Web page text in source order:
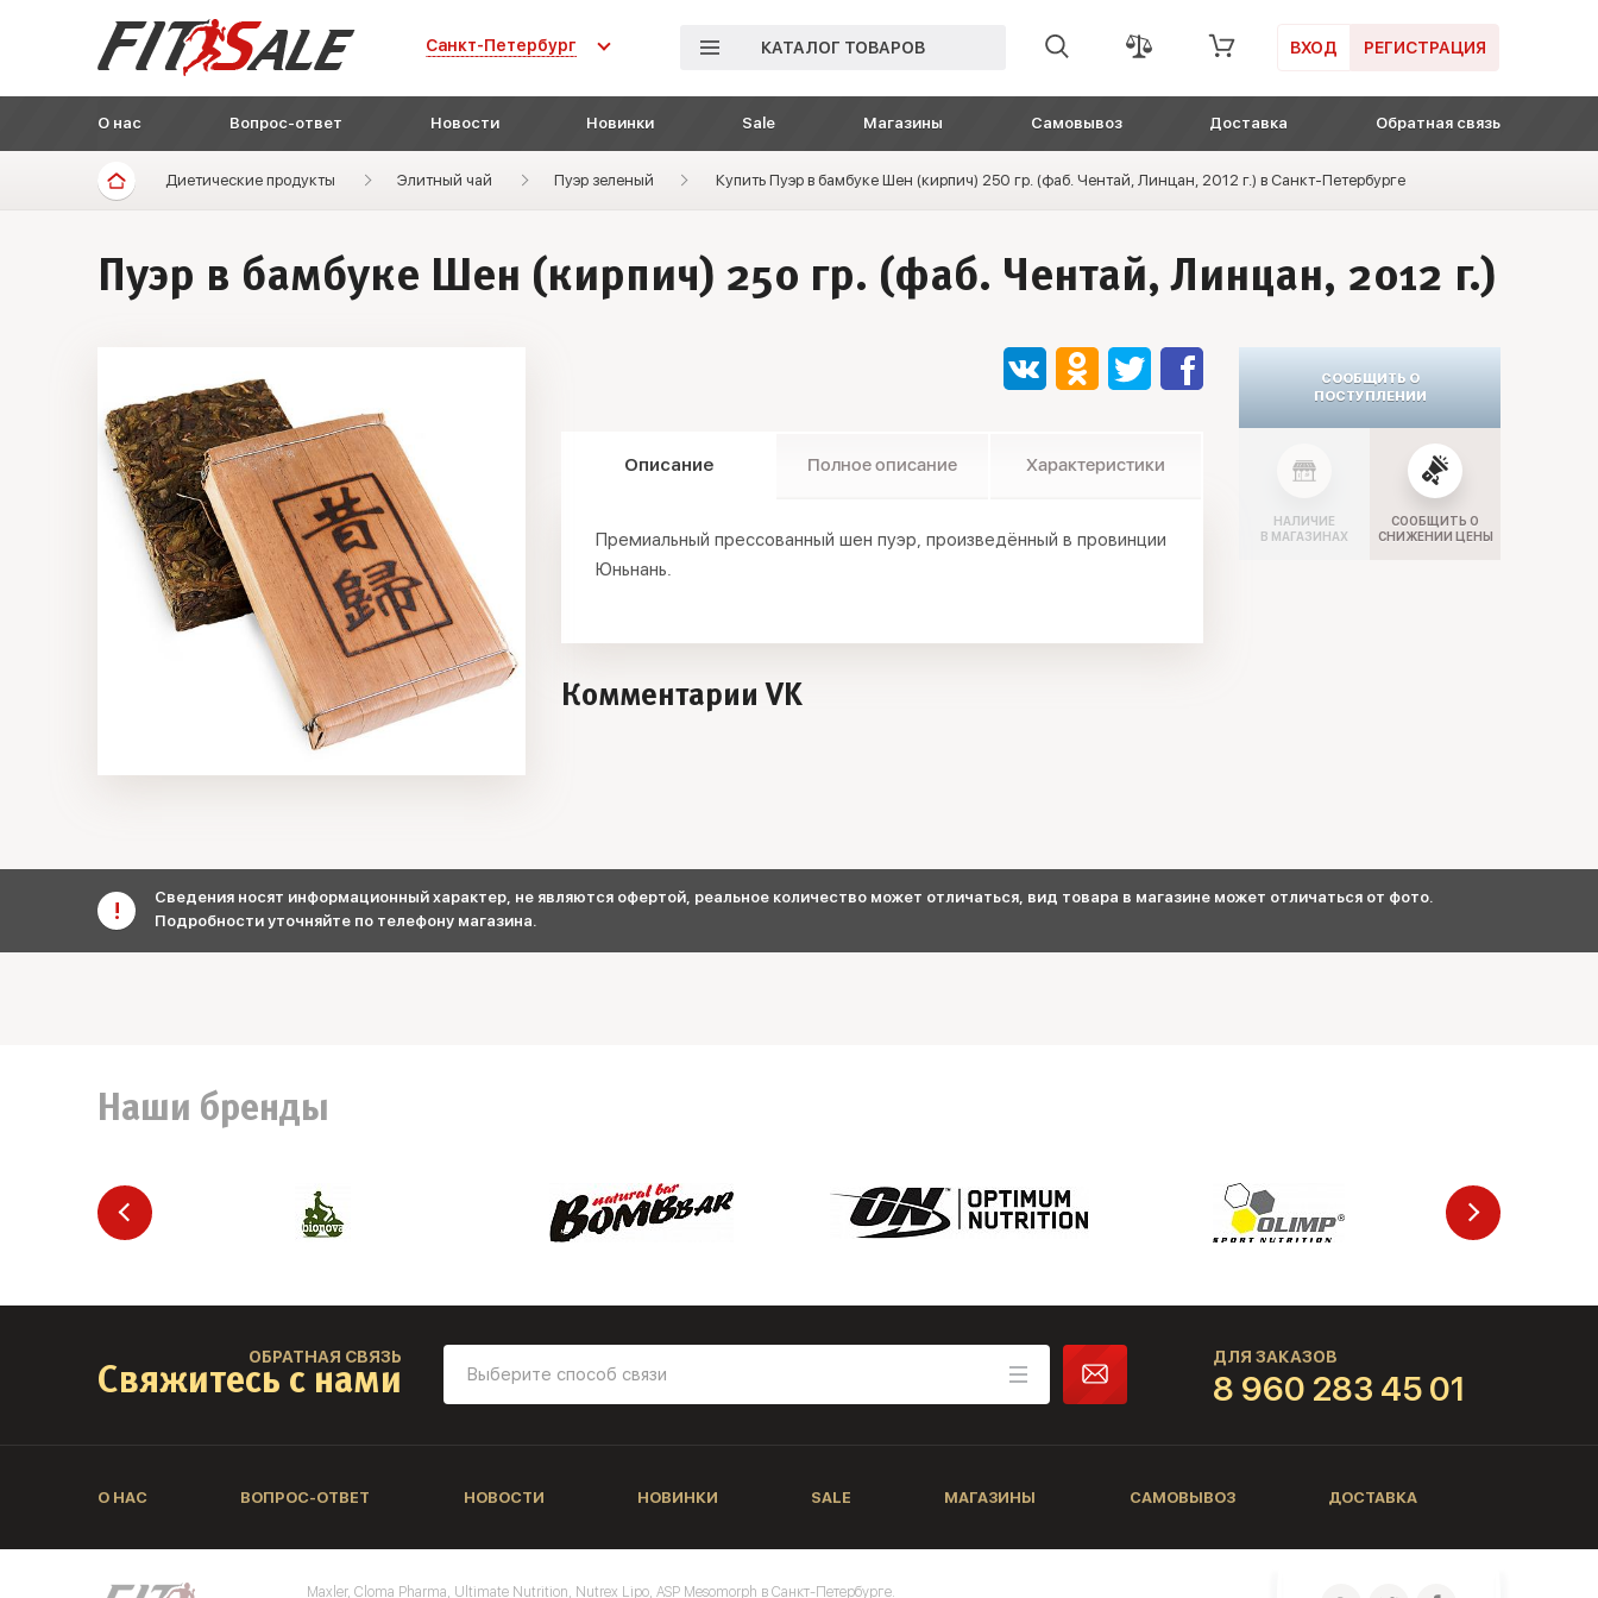
Санкт-Петербург КАТАЛОГ ТОВАРОВ ВХОД РЕГИСТРАЦИЯ
О нас Вопрос-ответ Новости Новинки Sale Магазины Самовывоз Доставка Обратная связь
Диетические продукты Элитный чай Пуэр зеленый Купить Пуэр в бамбуке Шен (кирпич) 250 гр. (фаб. Чентай, Линцан, 2012 г.) в Санкт-Петербурге
Пуэр в бамбуке Шен (кирпич) 250 гр. (фаб. Чентай, Линцан, 2012 г.)
Описание Полное описание Характеристики
Премиальный прессованный шен пуэр, произведённый в провинции
Юньнань.
Комментарии VK
СООБЩИТЬ О
ПОСТУПЛЕНИИ
НАЛИЧИЕ
В МАГАЗИНАХ
СООБЩИТЬ О
СНИЖЕНИИ ЦЕНЫ
Сведения носят информационный характер, не являются офертой, реальное количество может отличаться, вид товара в магазине может отличаться от фото.
Подробности уточняйте по телефону магазина.
Наши бренды
ОБРАТНАЯ СВЯЗЬ
Свяжитесь с нами
ДЛЯ ЗАКАЗОВ
8 960 283 45 01
О НАС ВОПРОС-ОТВЕТ НОВОСТИ НОВИНКИ SALE МАГАЗИНЫ САМОВЫВОЗ ДОСТАВКА
Maxler, Cloma Pharma, Ultimate Nutrition, Nutrex Lipo, ASP Mesomorph в Санкт-Петербурге.